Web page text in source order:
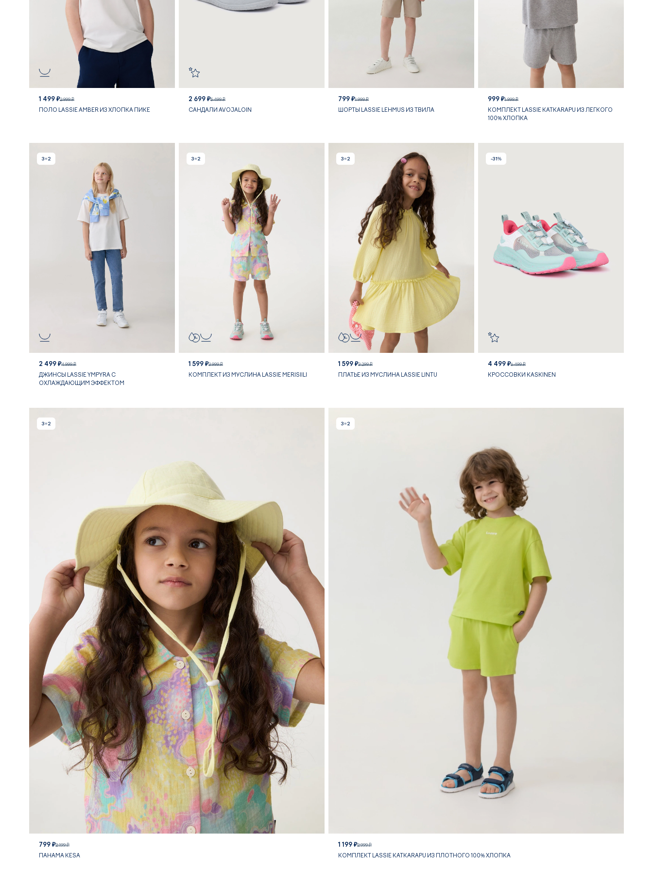
1 499 ₽2 999 ₽
ПОЛО LASSIE AMBER ИЗ ХЛОПКА ПИКЕ
2 699 ₽5 499 ₽
САНДАЛИ AVOJALOIN
799 ₽1 999 ₽
ШОРТЫ LASSIE LEHMUS ИЗ ТВИЛА
999 ₽1 999 ₽
КОМПЛЕКТ LASSIE KATKARAPU ИЗ ЛЕГКОГО
100% ХЛОПКА
3=2
2 499 ₽4 999 ₽
ДЖИНСЫ LASSIE YMPYRA С
ОХЛАЖДАЮЩИМ ЭФФЕКТОМ
3=2
1 599 ₽3 999 ₽
КОМПЛЕКТ ИЗ МУСЛИНА LASSIE MERISIILI
3=2
1 599 ₽3 299 ₽
ПЛАТЬЕ ИЗ МУСЛИНА LASSIE LINTU
-31%
4 499 ₽6 499 ₽
КРОССОВКИ KASKINEN
3=2
799 ₽2 199 ₽
ПАНАМА KESA
3=2
1 199 ₽2 999 ₽
КОМПЛЕКТ LASSIE KATKARAPU ИЗ ПЛОТНОГО 100% ХЛОПКА